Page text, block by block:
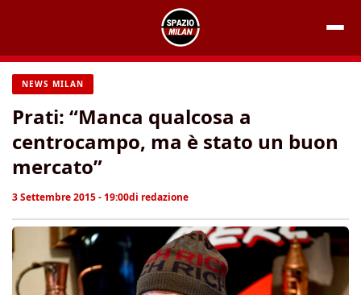
contenuto
NEWS MILAN
Prati: “Manca qualcosa a
centrocampo, ma è stato un buon
mercato”
3 Settembre 2015 - 19:00di redazione